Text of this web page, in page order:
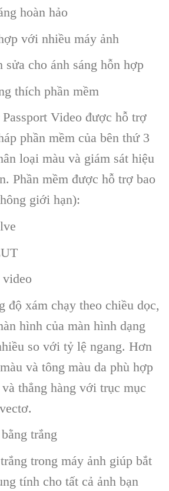
hoàn hảo
với nhiều máy ảnh
sửa cho ánh sáng hỗn hợp
thích phần mềm
Video được hỗ trợ
phần mềm của bên thứ 3
loại màu và giám sát hiệu
Phần mềm được hỗ trợ bao
giới hạn):
độ xám chạy theo chiều dọc,
hình của màn hình dạng
so với tỷ lệ ngang. Hơn
và tông màu da phù hợp
thẳng hàng với trục mục
trắng
trong máy ảnh giúp bắt
tính cho tất cả ảnh bạn